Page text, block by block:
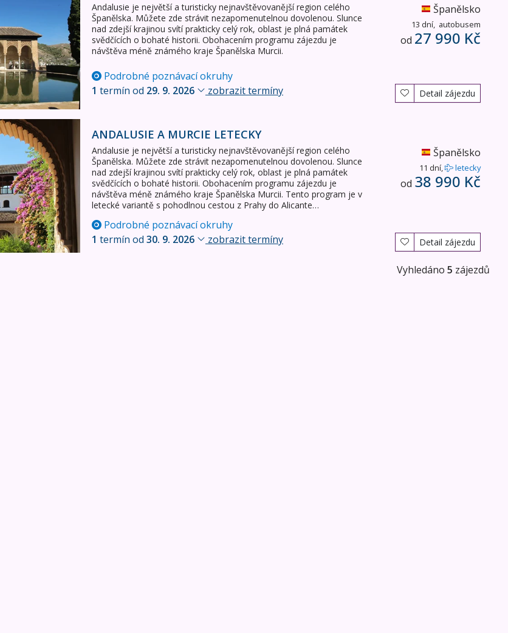
Andalusie je největší a turisticky nejnavštěvovanější region celého
Španělska. Můžete zde strávit nezapomenutelnou dovolenou. Slunce
nad zdejší krajinou svítí prakticky celý rok, oblast je plná památek
svědčících o bohaté historii. Obohacením programu zájezdu je
návštěva méně známého kraje Španělska Murcii.
Španělsko
13 dní, autobusem
od 27 990 Kč
Podrobné poznávací okruhy
1 termín od 29. 9. 2026 zobrazit termíny Detail zájezdu
ANDALUSIE A MURCIE LETECKY
Andalusie je největší a turisticky nejnavštěvovanější region celého
Španělska. Můžete zde strávit nezapomenutelnou dovolenou. Slunce
nad zdejší krajinou svítí prakticky celý rok, oblast je plná památek
svědčících o bohaté historii. Obohacením programu zájezdu je
návštěva méně známého kraje Španělska Murcii. Tento program je v
letecké variantě s pohodlnou cestou z Prahy do Alicante…
Španělsko
11 dní, letecky
od 38 990 Kč
Podrobné poznávací okruhy
1 termín od 30. 9. 2026 zobrazit termíny Detail zájezdu
Vyhledáno 5 zájezdů